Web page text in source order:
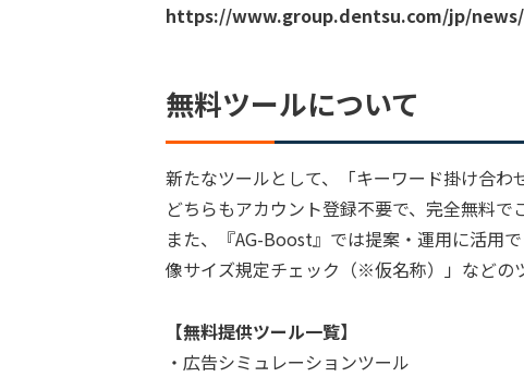
https://www.group.dentsu.com/jp/
無料ツールについて
新たなツールとして、「キーワード掛け合わ
どちらもアカウント登録不要で、完全無料で
また、『AG-Boost』では提案・運用に活用
像サイズ規定チェック（※仮名称）」などの
【無料提供ツール一覧】
・広告シミュレーションツール